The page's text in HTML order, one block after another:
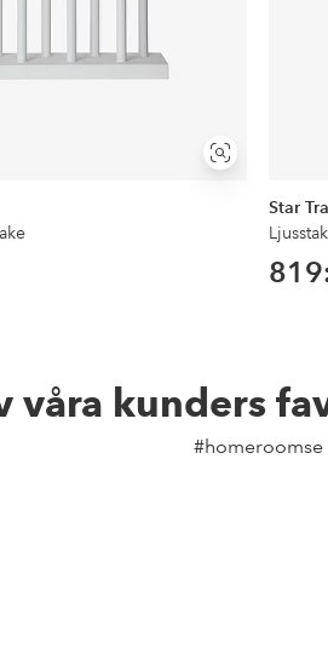
Visa
liknande
Star
våra kunders
#homeroomse